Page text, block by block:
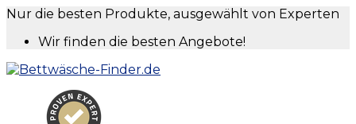
Nur die besten Produkte, ausgewählt von Experten
Wir finden die besten Angebote!